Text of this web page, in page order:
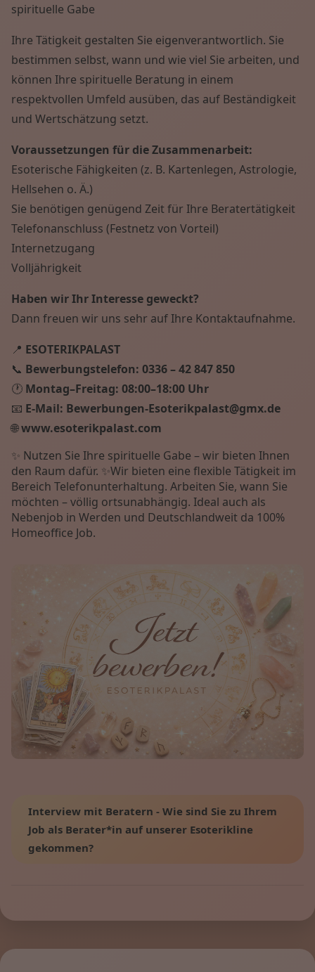
spirituelle Gabe
Ihre Tätigkeit gestalten Sie eigenverantwortlich. Sie
bestimmen selbst, wann und wie viel Sie arbeiten, und
können Ihre spirituelle Beratung in einem
respektvollen Umfeld ausüben, das auf Beständigkeit
und Wertschätzung setzt.
Voraussetzungen für die Zusammenarbeit:
Esoterische Fähigkeiten (z. B. Kartenlegen, Astrologie,
Hellsehen o. Ä.)
Sie benötigen genügend Zeit für Ihre Beratertätigkeit
Telefonanschluss (Festnetz von Vorteil)
Internetzugang
Volljährigkeit
Haben wir Ihr Interesse geweckt?
Dann freuen wir uns sehr auf Ihre Kontaktaufnahme.
📍 ESOTERIKPALAST
📞 Bewerbungstelefon: 0336 – 42 847 850
🕐 Montag–Freitag: 08:00–18:00 Uhr
📧 E-Mail: Bewerbungen-Esoterikpalast@gmx.de
🌐www.esoterikpalast.com
✨ Nutzen Sie Ihre spirituelle Gabe – wir bieten Ihnen
den Raum dafür. ✨Wir bieten eine flexible Tätigkeit im
Bereich Telefonunterhaltung. Arbeiten Sie, wann Sie
möchten – völlig ortsunabhängig. Ideal auch als
Nebenjob in Werden und Deutschlandweit da 100%
Homeoffice Job.
Interview mit Beratern - Wie sind Sie zu Ihrem
Job als Berater*in auf unserer Esoterikline
gekommen?